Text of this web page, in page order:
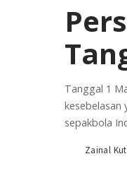
Tanggal 1
sepakbola
PostedZainal